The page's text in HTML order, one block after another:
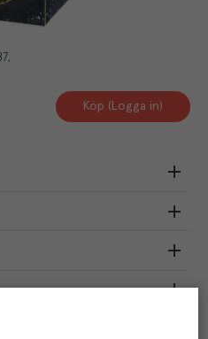
Köp (Logga in)